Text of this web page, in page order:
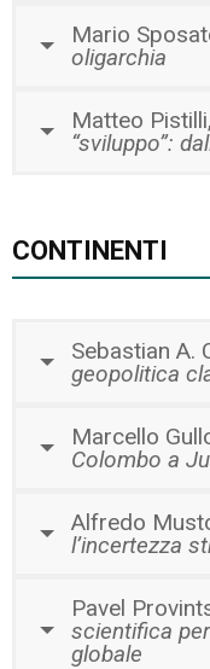
Mario
oligarchia
Matteo
“sviluppo”:
CONTINENTI
Sebastian A.
geopolitica
Marcello
Colombo a
Alfredo
l’incertezza
Pavel
scientifica
globale